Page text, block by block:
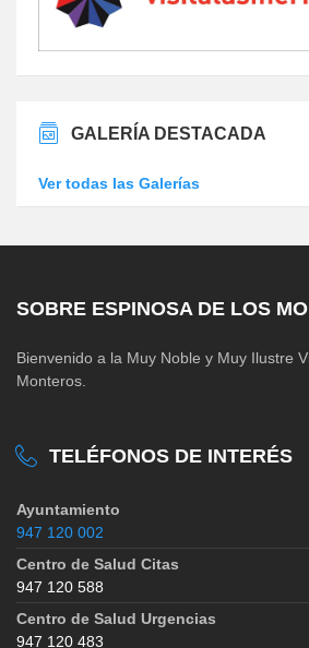
GALERÍA DESTACADA
Ver todas las Galerías
SOBRE ESPINOSA DE LOS
Bienvenido a la Muy Noble y Muy Ilustre
Monteros.
TELÉFONOS DE INTERÉS
Ayuntamiento
947 120 002
Centro de Salud Citas
947 120 588
Centro de Salud Urgencias
947 120 483